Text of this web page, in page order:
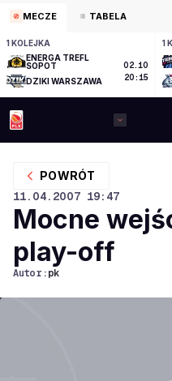
MECZE TABELA
1 KOLEJKA
ENERGA TREFL
SOPOT
DZIKI WARSZAWA
02.10
20:15
1
POWRÓT
11.04.2007 19:47
Mocne
play-off
Autor: pk